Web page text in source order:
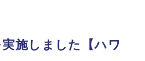
施しました【ハワ